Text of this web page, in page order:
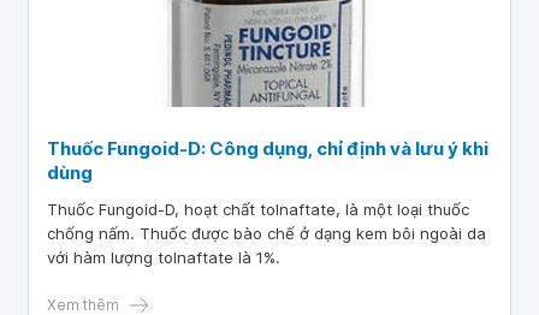
Thuốc Fungoid-D: Công dụng, chỉ định và lưu ý khi
dùng
Thuốc Fungoid-D, hoạt chất tolnaftate, là một loại thuốc
chống nấm. Thuốc được bào chế ở dạng kem bôi ngoài da
với hàm lượng tolnaftate là 1%.
Xem thêm